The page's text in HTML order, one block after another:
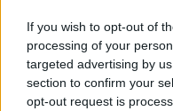
If you wish to opt-out of
processing of your
targeted advertising by
section to confirm your
opt-out request is
Šie